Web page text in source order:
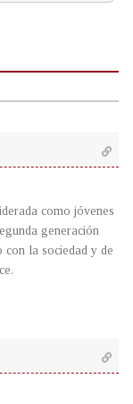
como jóvenes
generación
con la sociedad y de